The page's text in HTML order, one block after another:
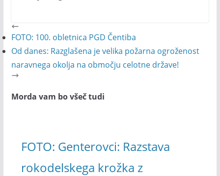
FOTO: 100. obletnica PGD Čentiba
Od danes: Razglašena je velika požarna ogroženost
naravnega okolja na območju celotne države!
Morda vam bo všeč tudi
FOTO: Genterovci: Razstava
rokodelskega krožka z